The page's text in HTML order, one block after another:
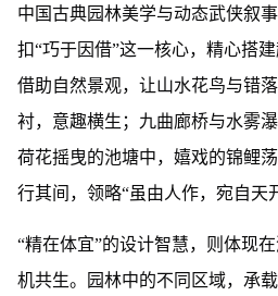
中国古典园林美学与动态武侠叙
扣“巧于因借”这一核心，精心搭
借助自然景观，让山水花鸟与错
衬，意趣横生；九曲廊桥与水雾
荷花摇曳的池塘中，嬉戏的锦鲤
行其间，领略“虽由人作，宛自天
“精在体宜”的设计智慧，则体现
机共生。园林中的不同区域，承